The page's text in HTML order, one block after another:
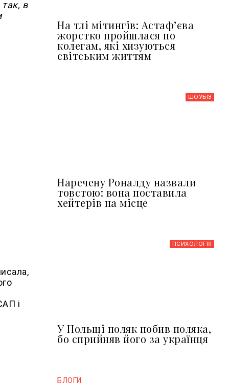
так, в
і
На тлі мітингів: Астафʼєва
жорстко пройшлася по
колегам, які хизуються
світським життям
ШОУБIЗ
Наречену Роналду назвали
товстою: вона поставила
хейтерів на місце
ПСИХОЛОГІЯ
У Польщі поляк побив поляка,
бо сприйняв його за українця
БЛОГИ